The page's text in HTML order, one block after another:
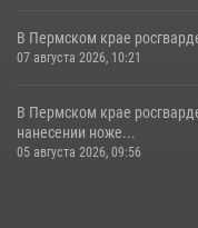
В Пермском крае
07 августа 2026, 10:21
В Пермском крае
нанесении ноже...
05 августа 2026, 09:56